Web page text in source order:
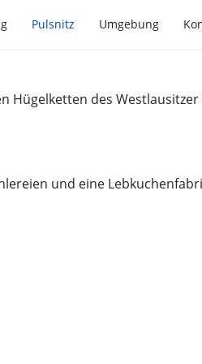
Pulsnitz Umgebung
Hügelketten des
und eine